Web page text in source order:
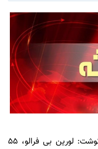
یورونیوز به نقل از نیویورک پست نوشت: لورین بی فرالو، ۵۵